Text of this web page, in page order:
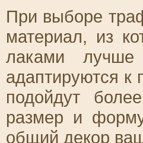
При выборе
материал, из
лаками лучше
адаптируются к
подойдут
размер и
общий декор